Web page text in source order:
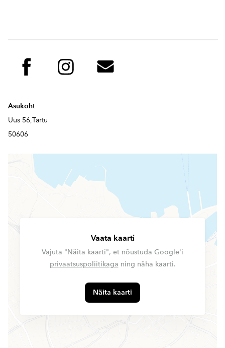
Asukoht
Uus 56,Tartu
50606
Vaata kaarti
Vajuta "Näita kaarti", et nõustuda Google'i
privaatsuspoliitikaga ning näha kaarti.
Näita kaarti